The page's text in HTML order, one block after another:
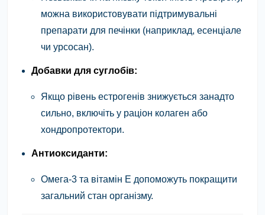
можна використовувати підтримувальні
препарати для печінки (наприклад, есенціале
чи урсосан).
Добавки для суглобів:
Якщо рівень естрогенів знижується занадто
сильно, включіть у раціон колаген або
хондропротектори.
Антиоксиданти:
Омега-3 та вітамін Е допоможуть покращити
загальний стан організму.